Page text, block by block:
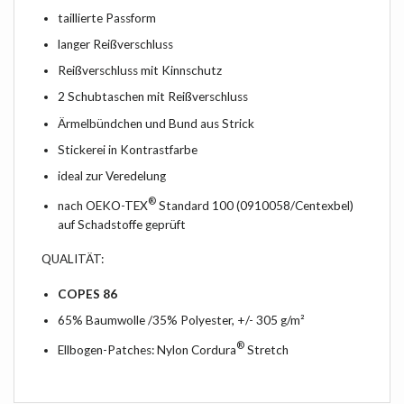
taillierte Passform
langer Reißverschluss
Reißverschluss mit Kinnschutz
2 Schubtaschen mit Reißverschluss
Ärmelbündchen und Bund aus Strick
Stickerei in Kontrastfarbe
ideal zur Veredelung
nach OEKO-TEX®Standard 100 (0910058/Centexbel)
auf Schadstoffe geprüft
QUALITÄT:
COPES 86
65% Baumwolle /35% Polyester, +/- 305 g/m²
Ellbogen-Patches: Nylon Cordura®Stretch